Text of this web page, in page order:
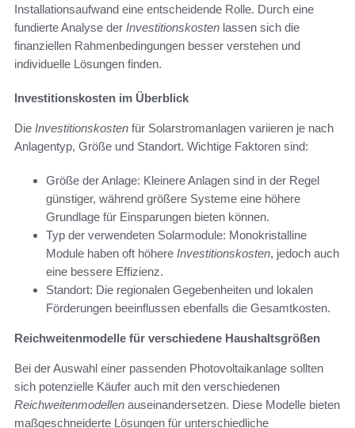
Installationsaufwand eine entscheidende Rolle. Durch eine
fundierte Analyse der Investitionskosten lassen sich die
finanziellen Rahmenbedingungen besser verstehen und
individuelle Lösungen finden.
Investitionskosten im Überblick
Die Investitionskosten für Solarstromanlagen variieren je nach
Anlagentyp, Größe und Standort. Wichtige Faktoren sind:
Größe der Anlage: Kleinere Anlagen sind in der Regel
günstiger, während größere Systeme eine höhere
Grundlage für Einsparungen bieten können.
Typ der verwendeten Solarmodule: Monokristalline
Module haben oft höhere Investitionskosten, jedoch auch
eine bessere Effizienz.
Standort: Die regionalen Gegebenheiten und lokalen
Förderungen beeinflussen ebenfalls die Gesamtkosten.
Reichweitenmodelle für verschiedene Haushaltsgrößen
Bei der Auswahl einer passenden Photovoltaikanlage sollten
sich potenzielle Käufer auch mit den verschiedenen
Reichweitenmodellen auseinandersetzen. Diese Modelle bieten
maßgeschneiderte Lösungen für unterschiedliche